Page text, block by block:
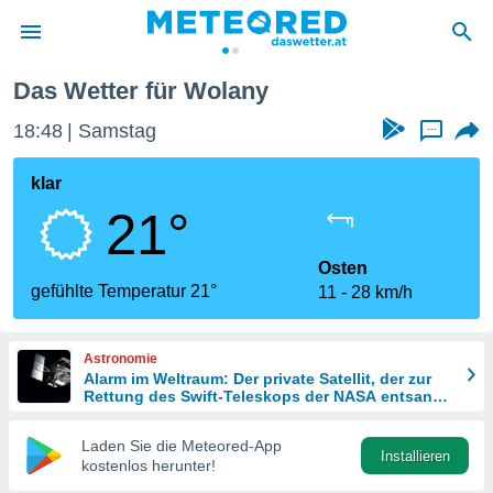
wurde
dass
sind.
diese
Das Wetter für Wolany
18:48 Samstag ...
klar
21°
gefühlte Temperatur 21°
Osten
11
28 km/h
Astronomie
Alarm im Weltraum: Der private Satellit, der zur
Rettung des Swift-Teleskops der NASA entsandt
Laden Sie die Meteored-App
kostenlos herunter!
Installieren